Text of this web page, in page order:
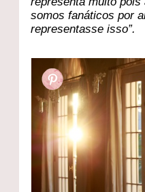
somos fanáticos por
representasse isso”.